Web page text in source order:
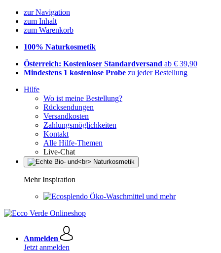
zur Navigation
zum Inhalt
zum Warenkorb
100% Naturkosmetik
Österreich: Kostenloser Standardversand ab € 39,90
Mindestens 1 kostenlose Probe zu jeder Bestellung
Hilfe
Wo ist meine Bestellung?
Rücksendungen
Versandkosten
Zahlungsmöglichkeiten
Kontakt
Alle Hilfe-Themen
Live-Chat
Mehr Inspiration
Öko-Waschmittel und mehr
Anmelden
Jetzt anmelden